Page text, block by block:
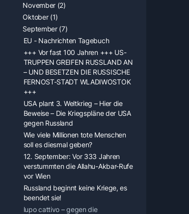
November (2)
Oktober (1)
September (7)
EU - Nachrichten Tagebuch
+++ Vor fast 100 Jahren +++ US-
TRUPPEN GREIFEN RUSSLAND AN
– UND BESETZEN DIE RUSSISCHE
FERNOST-STADT WLADIWOSTOK
+++
USA plant 3. Weltkrieg – Hier die
Beweise – Die Kriegspläne der USA
gegen Russland
Wie viele Millionen tote Menschen
soll es diesmal geben?
12. September: Vor 333 Jahren
verstummten die Allahu-Akbar-Rufe
vor Wien
Russland beginnt keine Kriege, es
beendet sie!
lupo cattivo – gegen die